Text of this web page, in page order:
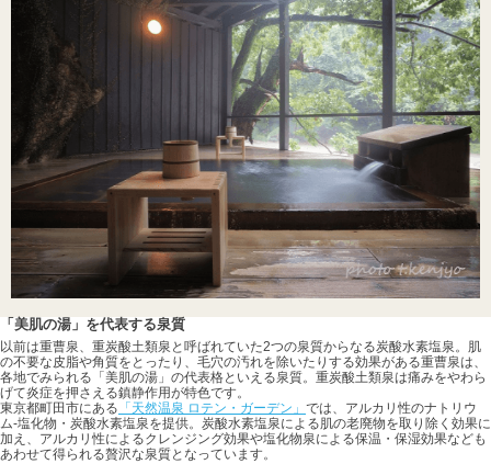
「美肌の湯」を代表する泉質
以前は重曹泉、重炭酸土類泉と呼ばれていた2つの泉質からなる炭酸水素塩泉。肌
の不要な皮脂や角質をとったり、毛穴の汚れを除いたりする効果がある重曹泉は、
各地でみられる「美肌の湯」の代表格といえる泉質。重炭酸土類泉は痛みをやわら
げて炎症を押さえる鎮静作用が特色です。
東京都町田市にある 「天然温泉 ロテン・ガーデン」 では、アルカリ性のナトリウ
ム-塩化物・炭酸水素塩泉を提供。炭酸水素塩泉による肌の老廃物を取り除く効果に
加え、アルカリ性によるクレンジング効果や塩化物泉による保温・保湿効果なども
あわせて得られる贅沢な泉質となっています。